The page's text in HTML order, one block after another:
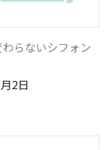
らないシフォン
2日